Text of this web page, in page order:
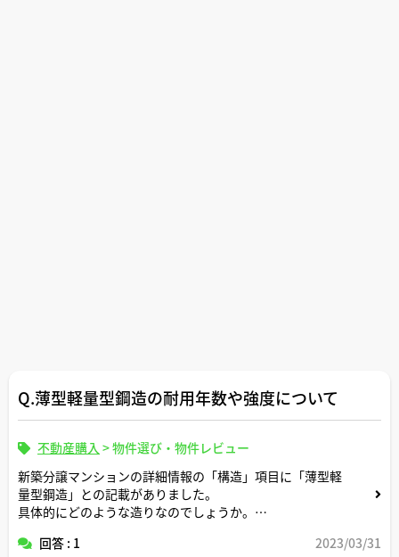
Q.薄型軽量型鋼造の耐用年数や強度について
不動産購入 >物件選び・物件レビュー
新築分譲マンションの詳細情報の「構造」項目に「薄型軽
量型鋼造」との記載がありました。
具体的にどのような造りなのでしょうか。
回答 : 1 2023/03/31